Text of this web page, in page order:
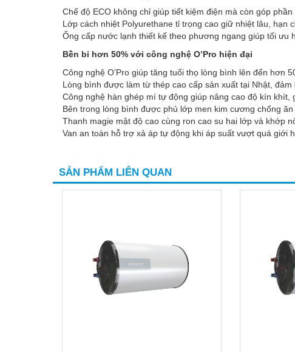
Chế độ ECO không chỉ giúp tiết kiệm điện mà còn góp
Lớp cách nhiệt Polyurethane tỉ trọng cao giữ nhiệt lâu, hạn
Ống cấp nước lạnh thiết kế theo phương ngang giúp tối ưu
Bền bỉ hơn 50% với công nghệ O’Pro hiện đại
Công nghệ O’Pro giúp tăng tuổi thọ lòng bình lên đến hơn
Lòng bình được làm từ thép cao cấp sản xuất tại Nhật, đảm
Công nghệ hàn ghép mí tự động giúp nâng cao độ kín khít,
Bên trong lòng bình được phủ lớp men kim cương chống
Thanh magie mật độ cao cùng ron cao su hai lớp và khớp
Van an toàn hỗ trợ xả áp tự động khi áp suất vượt quá giới
SẢN PHẨM LIÊN QUAN